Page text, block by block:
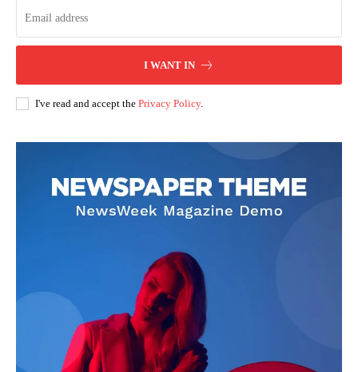
I WANT IN
I've read and accept the Privacy Policy.